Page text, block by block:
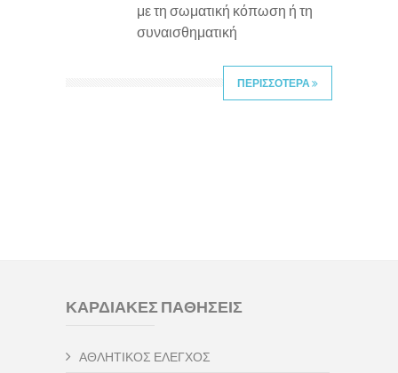
με τη σωματική κόπωση ή τη
συναισθηματική
ΠΕΡΙΣΣΟΤΕΡΑ
ΚΑΡΔΙΑΚΕΣ ΠΑΘΗΣΕΙΣ
ΑΘΛΗΤΙΚΟΣ ΕΛΕΓΧΟΣ